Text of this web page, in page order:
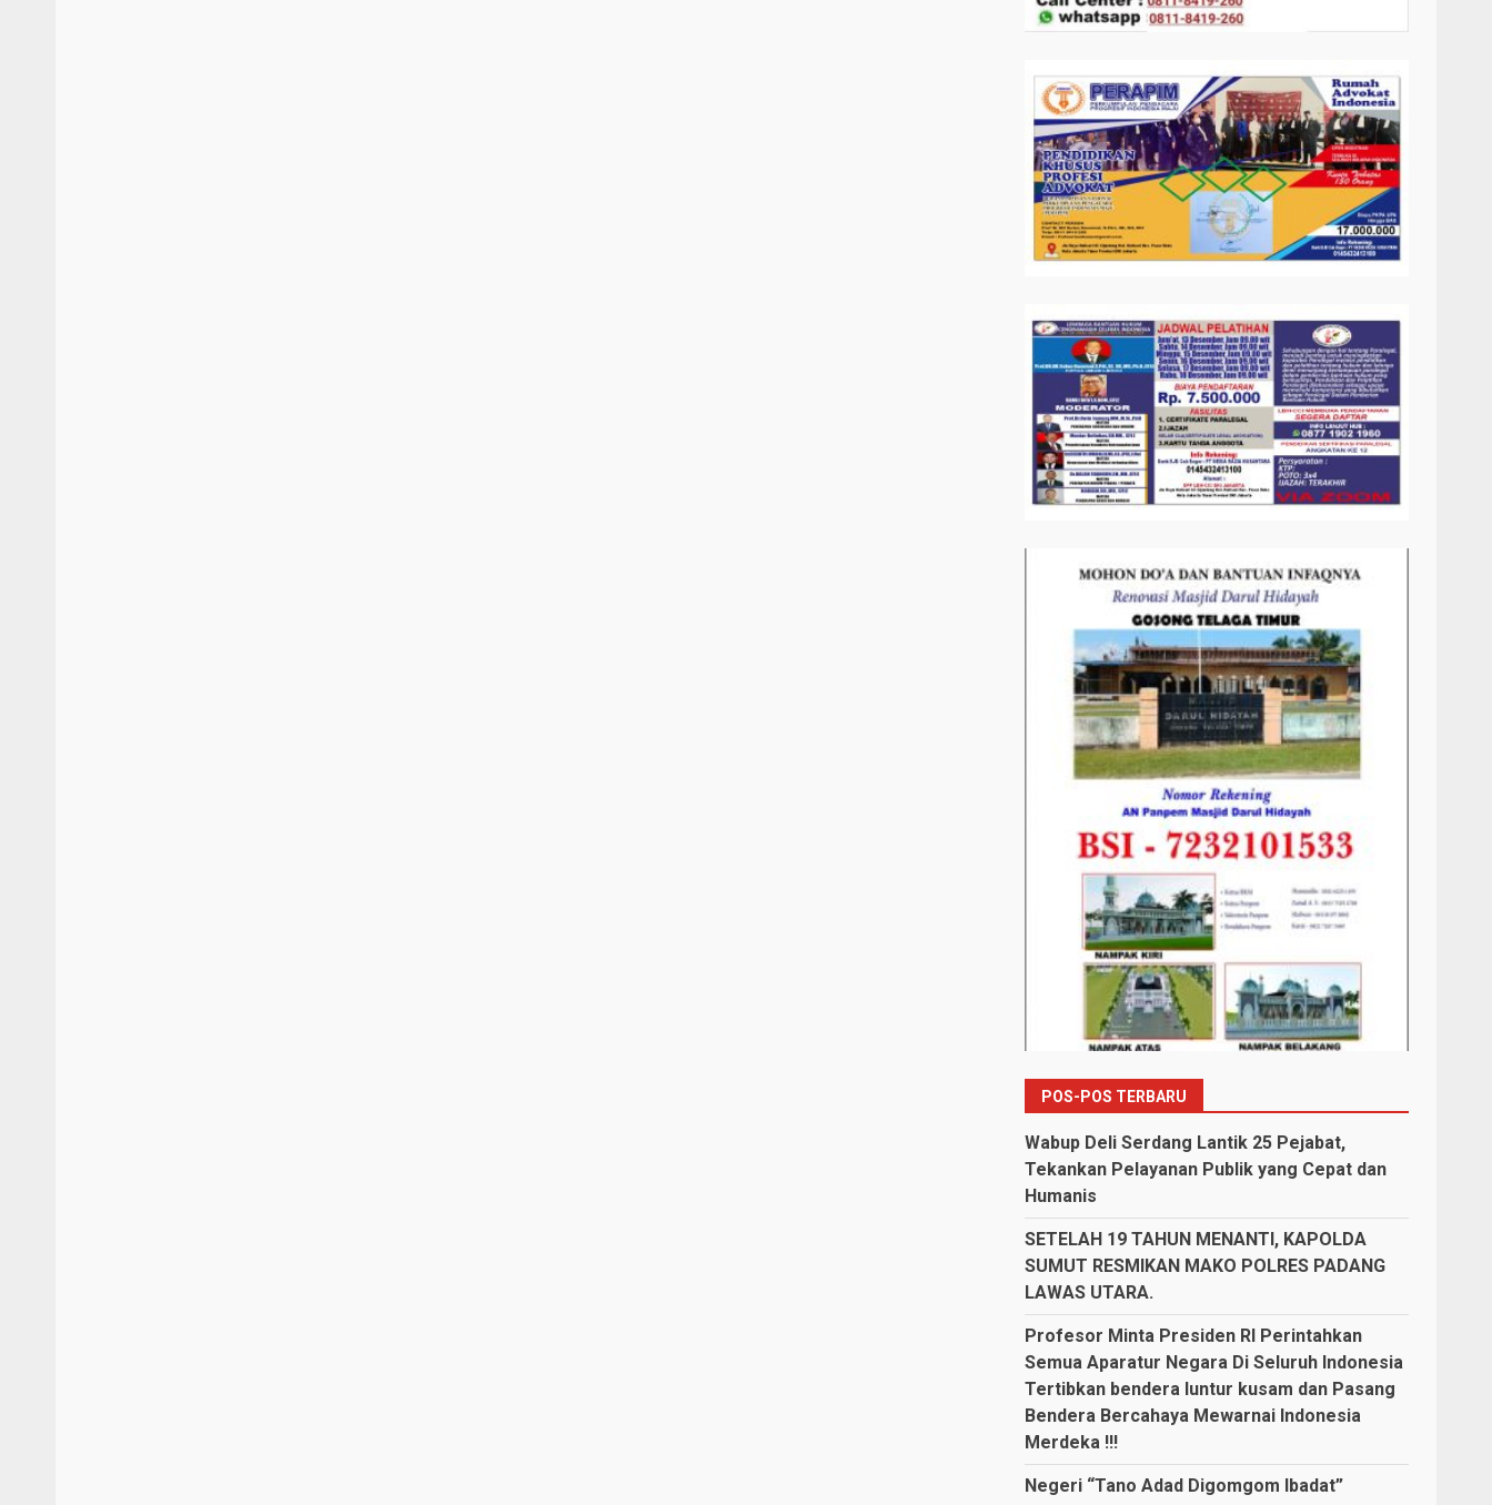
POS-POS TERBARU
Wabup Deli Serdang Lantik 25 Pejabat,
Tekankan Pelayanan Publik yang Cepat dan
Humanis
SETELAH 19 TAHUN MENANTI, KAPOLDA
SUMUT RESMIKAN MAKO POLRES PADANG
LAWAS UTARA.
Profesor Minta Presiden RI Perintahkan
Semua Aparatur Negara Di Seluruh Indonesia
Tertibkan bendera luntur kusam dan Pasang
Bendera Bercahaya Mewarnai Indonesia
Merdeka !!!
Negeri “Tano Adad Digomgom Ibadat”